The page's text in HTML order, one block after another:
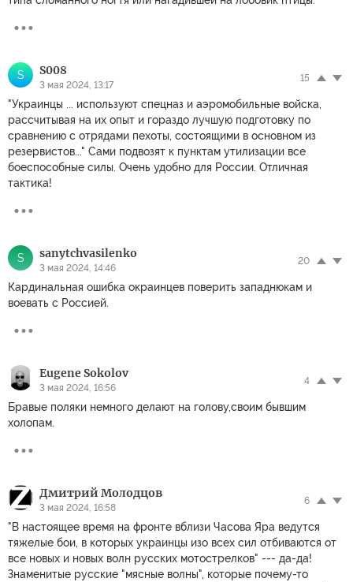
S S008
3 мая 2024, 13:17
15
"Украинцы ... используют спецназ и аэромобильные войска,
рассчитывая на их опыт и гораздо лучшую подготовку по
сравнению с отрядами пехоты, состоящими в основном из
резервистов..." Сами подвозят к пунктам утилизации все
боеспособные силы. Очень удобно для России. Отличная
тактика!
S sanytchvasilenko
3 мая 2024, 14:46
20
Кардинальная ошибка окраинцев поверить западнюкам и
воевать с Россией.
Eugene Sokolov
3 мая 2024, 16:56
4
Бравые поляки немного делают на голову,своим бывшим
холопам.
Дмитрий Молодцов
3 мая 2024, 16:58
6
"В настоящее время на фронте вблизи Часова Яра ведутся
тяжелые бои, в которых украинцы изо всех сил отбиваются от
все новых и новых волн русских мотострелков" --- да-да!
Знаменитые русские "мясные волны", которые почему-то